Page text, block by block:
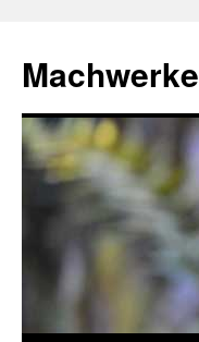
springen
Machwerke